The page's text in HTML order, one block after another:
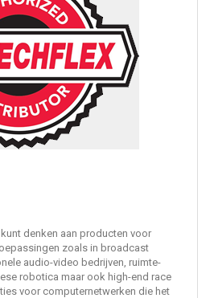
denken aan producten voor
zoals in broadcast
audio-video bedrijven, ruimte-
robotica maar ook high-end race
voor computernetwerken die het